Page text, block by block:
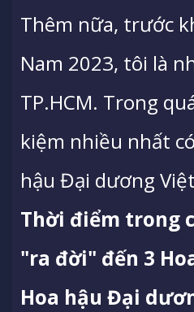
Thêm nữa, trước
Nam 2023, tôi là
TP.HCM. Trong
kiệm nhiều nhất
hậu Đại dương
Thời điểm trong
"ra đời" đến 3
Hoa hậu Đại